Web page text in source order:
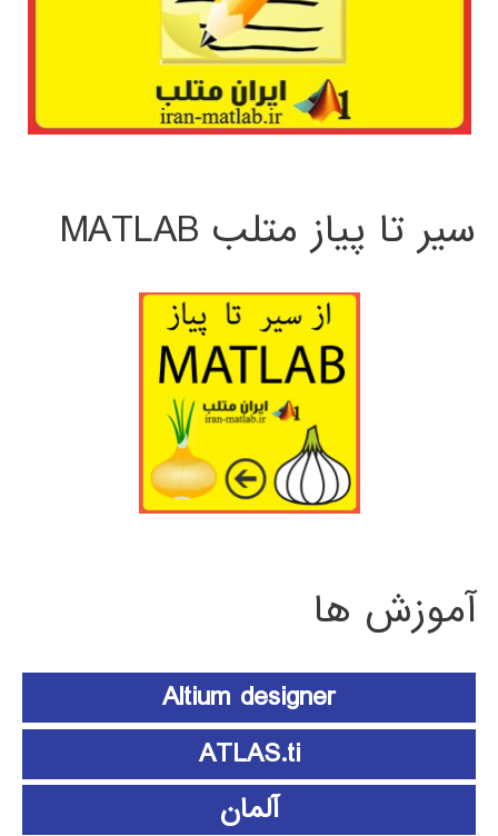
سیر تا پیاز متلب MATLAB
آموزش ها
Altium designer
ATLAS.ti
آلمان